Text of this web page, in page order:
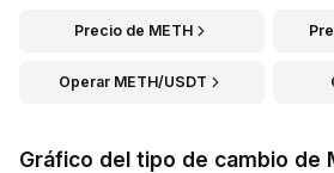
Precio de METH
Operar METH/USDT
Gráfico del tipo de cambio de